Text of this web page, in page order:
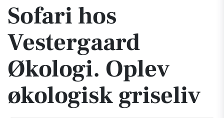
Sofari hos
Vestergaard
Økologi. Oplev
økologisk griseliv